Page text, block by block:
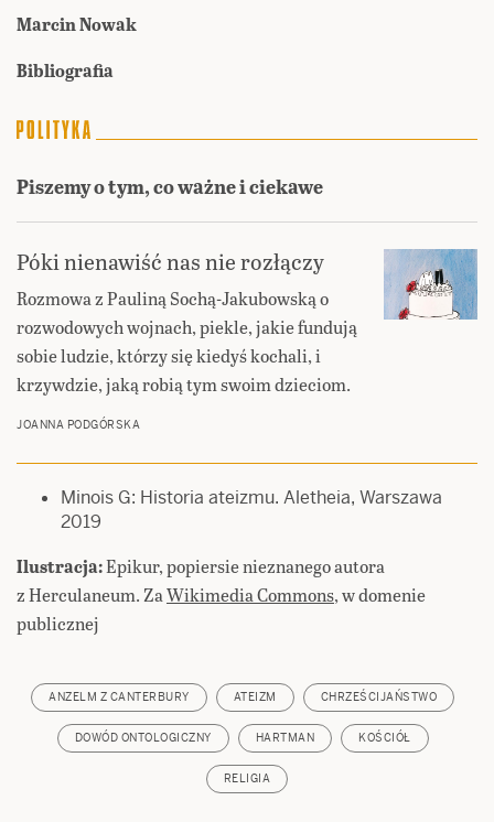
Marcin Nowak
Bibliografia
Piszemy o tym, co ważne i ciekawe
Póki nienawiść nas nie rozłączy
Rozmowa z Pauliną Sochą-Jakubowską o
rozwodowych wojnach, piekle, jakie fundują
sobie ludzie, którzy się kiedyś kochali, i
krzywdzie, jaką robią tym swoim dzieciom.
JOANNA PODGÓRSKA
Minois G: Historia ateizmu. Aletheia, Warszawa
2019
Ilustracja:Epikur, popiersie nieznanego autora
z Herculaneum. ZaWikimedia Commons, w domenie
publicznej
ANZELM Z CANTERBURY ATEIZM CHRZEŚCIJAŃSTWO
DOWÓD ONTOLOGICZNY HARTMAN KOŚCIÓŁ
RELIGIA